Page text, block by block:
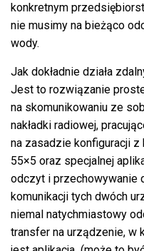
konkretnym
nie musimy na bieżąco
wody.
Jak dokładnie działa
Jest to rozwiązanie
na skomunikowaniu ze
nakładki radiowej,
na zasadzie konfiguracji z
55×5 oraz specjalnej
odczyt i przechowywanie
komunikacji tych dwóch
niemal natychmiastowy
transfer na urządzenie, w